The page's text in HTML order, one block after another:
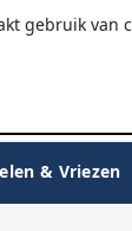
gebruik van
& Vriezen